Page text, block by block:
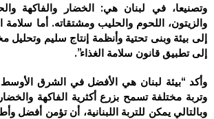
وتصنيعا، في لبنان هي: الخضار والفاكهة
والزيتون، اللحوم والحليب ومشتقاته. أما سلامة
إلى بيئة وبنى تحتية وأنظمة إنتاج سليم وتحليل
إلى تطبيق قانون سلامة الغذاء”.
وأكد “بيئة لبنان هي الأفضل في الشرق
وتربة مختلفة تسمح بزرع أكثرية الفاكهة
وبالتالي يمكن للتربة اللبنانية، أن تؤمن أفضل